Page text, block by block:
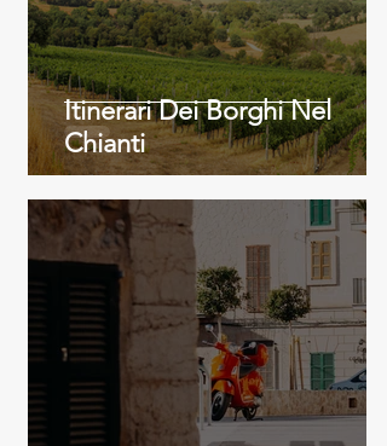
Itinerari Dei Borghi Nel
Chianti